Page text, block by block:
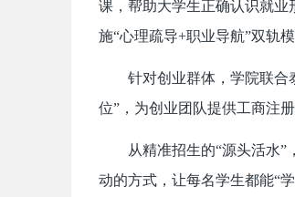
课，帮助大学生正确认识就业
施“心理疏导+职业导航”双轨
针对创业群体，学院联合
位”，为创业团队提供工商注
从精准招生的“源头活水”
动的方式，让每名学生都能“